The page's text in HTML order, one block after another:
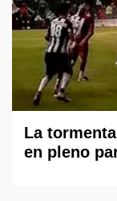
La
en pleno